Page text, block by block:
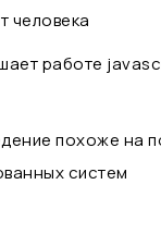
человека
работе
похоже на
систем